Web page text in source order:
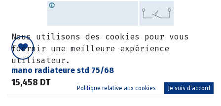
mano radiateure std 75/68
15,458 DT
Nous utilisons des cookies pour vous
fournir une meilleure expérience
utilisateur.
Politique relative aux cookies Je suis d'accord